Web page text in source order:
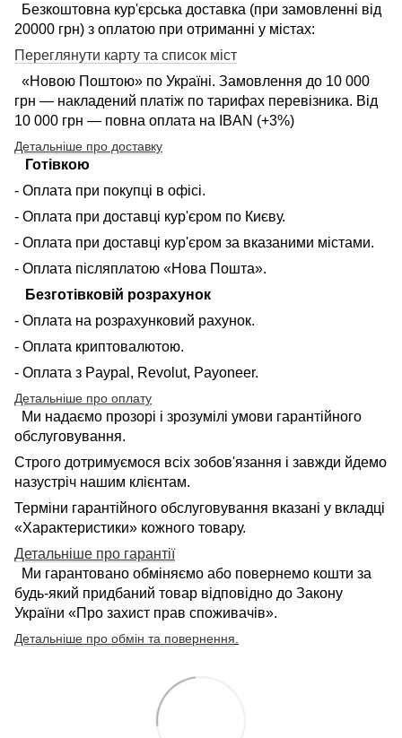
Безкоштовна кур'єрська доставка (при замовленні від
20000 грн) з оплатою при отриманні у містах:
Переглянути карту та список міст
«Новою Поштою» по Україні. Замовлення до 10 000
грн — накладений платіж по тарифах перевізника. Від
10 000 грн — повна оплата на IBAN (+3%)
Детальніше про доставку
Готівкою
- Оплата при покупці в офісі.
- Оплата при доставці кур'єром по Києву.
- Оплата при доставці кур'єром за вказаними містами.
- Оплата післяплатою «Нова Пошта».
Безготівковій розрахунок
- Оплата на розрахунковий рахунок.
- Оплата криптовалютою.
- Оплата з Paypal, Revolut, Payoneer.
Детальніше про оплату
Ми надаємо прозорі і зрозумілі умови гарантійного
обслуговування.
Строго дотримуємося всіх зобов'язання і завжди йдемо
назустріч нашим клієнтам.
Терміни гарантійного обслуговування вказані у вкладці
«Характеристики» кожного товару.
Детальніше про гарантії
Ми гарантовано обміняємо або повернемо кошти за
будь-який придбаний товар відповідно до Закону
України «Про захист прав споживачів».
Детальніше про обмін та повернення